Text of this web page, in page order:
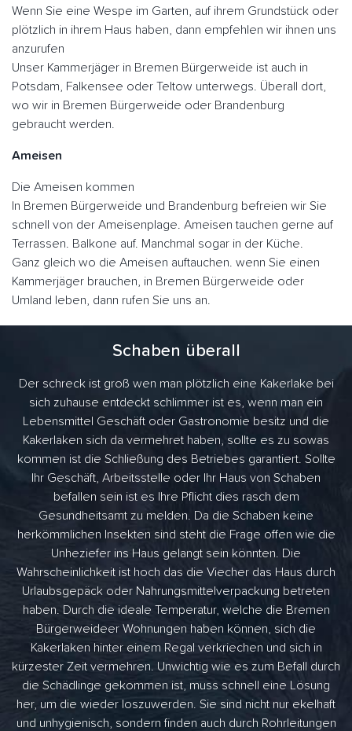
Wenn Sie eine Wespe im Garten, auf ihrem Grundstück oder
plötzlich in ihrem Haus haben, dann empfehlen wir ihnen uns
anzurufen
Unser Kammerjäger in Bremen Bürgerweide ist auch in
Potsdam, Falkensee oder Teltow unterwegs. Überall dort,
wo wir in Bremen Bürgerweide oder Brandenburg
gebraucht werden.
Ameisen
Die Ameisen kommen
In Bremen Bürgerweide und Brandenburg befreien wir Sie
schnell von der Ameisenplage. Ameisen tauchen gerne auf
Terrassen. Balkone auf. Manchmal sogar in der Küche.
Ganz gleich wo die Ameisen auftauchen. wenn Sie einen
Kammerjäger brauchen, in Bremen Bürgerweide oder
Umland leben, dann rufen Sie uns an.
Schaben überall
Der schreck ist groß wen man plötzlich eine Kakerlake bei
sich zuhause entdeckt schlimmer ist es, wenn man ein
Lebensmittel Geschäft oder Gastronomie besitz und die
Kakerlaken sich da vermehret haben, sollte es zu sowas
kommen ist die Schließung des Betriebes garantiert. Sollte
Ihr Geschäft, Arbeitsstelle oder Ihr Haus von Schaben
befallen sein ist es Ihre Pflicht dies rasch dem
Gesundheitsamt zu melden. Da die Schaben keine
herkömmlichen Insekten sind steht die Frage offen wie die
Unheziefer ins Haus gelangt sein könnten. Die
Wahrscheinlichkeit ist hoch das die Viecher das Haus durch
Urlaubsgepäck oder Nahrungsmittelverpackung betreten
haben. Durch die ideale Temperatur, welche die Bremen
Bürgerweideer Wohnungen haben können, sich die
Kakerlaken hinter einem Regal verkriechen und sich in
kürzester Zeit vermehren. Unwichtig wie es zum Befall durch
die Schädlinge gekommen ist, muss schnell eine Lösung
her, um die wieder loszuwerden. Sie sind nicht nur ekelhaft
und unhygienisch, sondern finden auch durch Rohrleitungen